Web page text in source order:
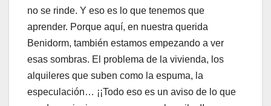
no se rinde. Y eso es lo que tenemos que
aprender. Porque aquí, en nuestra querida
Benidorm, también estamos empezando a ver
esas sombras. El problema de la vivienda, los
alquileres que suben como la espuma, la
especulación… ¡¡Todo eso es un aviso de lo que